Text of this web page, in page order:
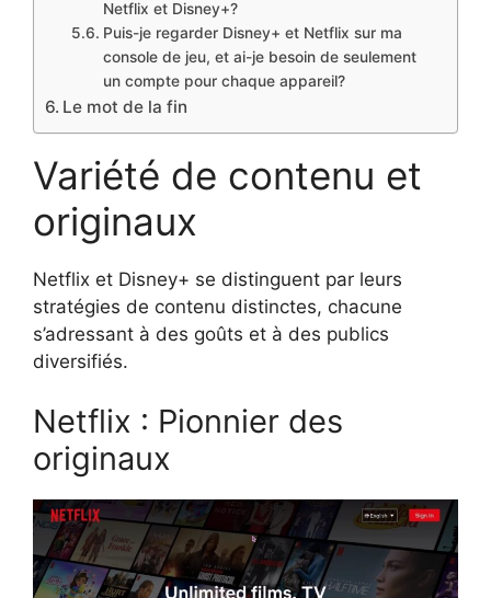
Netflix et Disney+?
Puis-je regarder Disney+ et Netflix sur ma
console de jeu, et ai-je besoin de seulement
un compte pour chaque appareil?
Le mot de la fin
Variété de contenu et
originaux
Netflix et Disney+ se distinguent par leurs
stratégies de contenu distinctes, chacune
s’adressant à des goûts et à des publics
diversifiés.
Netflix : Pionnier des
originaux